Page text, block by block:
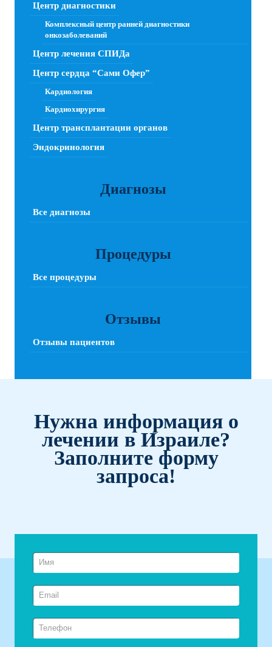
Центр диагностики
Комплексный центр ранней диагностики
онкозаболеваний
Центр лечения СПИДа
Центр сердца “Сами Офер”
Кардиология
Кардиохирургия
Центр трансплантации органов
Эндокринология
Диагнозы
Все диагнозы
Процедуры
Все процедуры
Отзывы
Отзывы пациентов
Нужна информация о
лечении в Израиле?
Заполните форму
запроса!